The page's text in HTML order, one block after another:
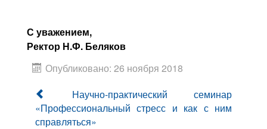
С уважением,
Ректор Н.Ф. Беляков
Опубликовано: 26 ноября 2018
Научно-практический семинар
«Профессиональный стресс и как с ним
справляться»